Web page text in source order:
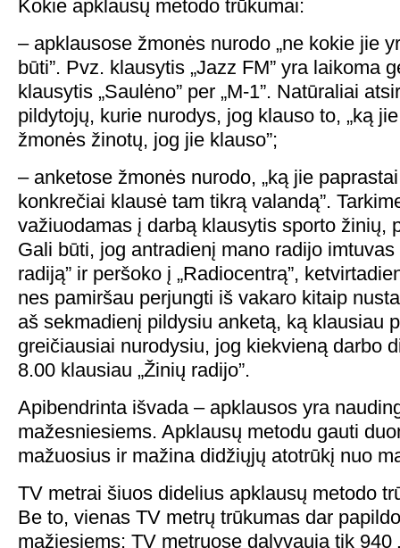
Kokie apklausų metodo trūkumai:
– apklausose žmonės nurodo „ne kokie jie
būti”. Pvz. klausytis „Jazz FM” yra laikoma
klausytis „Saulėno” per „M-1”. Natūraliai
pildytojų, kurie nurodys, jog klauso to, „ką
žmonės žinotų, jog jie klauso”;
– anketose žmonės nurodo, „ką jie
konkrečiai klausė tam tikrą valandą”.
važiuodamas į darbą klausytis sporto žinių,
Gali būti, jog antradienį mano radijo imtuvas
radiją” ir peršoko į „Radiocentrą”,
nes pamiršau perjungti iš vakaro kitaip
aš sekmadienį pildysiu anketą, ką klausiau
greičiausiai nurodysiu, jog kiekvieną darbo
8.00 klausiau „Žinių radijo”.
Apibendrinta išvada – apklausos yra
mažesniesiems. Apklausų metodu gauti
mažuosius ir mažina didžiųjų atotrūkį nuo
TV metrai šiuos didelius apklausų metodo
Be to, vienas TV metrų trūkumas dar
mažiesiems: TV metruose dalyvauja tik 940